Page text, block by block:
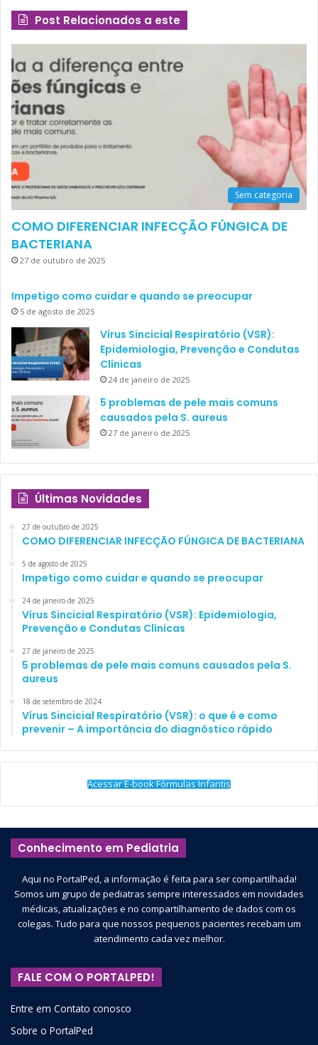
Post Relacionados a este
Sem categoria
COMO DIFERENCIAR INFECÇÃO FÚNGICA DE
BACTERIANA
27 de outubro de 2025
Impetigo como cuidar e quando se preocupar
5 de agosto de 2025
Vírus Sincicial Respiratório (VSR):
Epidemiologia, Prevenção e Condutas
Clínicas
24 de janeiro de 2025
5 problemas de pele mais comuns
causados pela S. aureus
27 de janeiro de 2025
Últimas Novidades
27 de outubro de 2025
COMO DIFERENCIAR INFECÇÃO FÚNGICA DE BACTERIANA
5 de agosto de 2025
Impetigo como cuidar e quando se preocupar
24 de janeiro de 2025
Vírus Sincicial Respiratório (VSR): Epidemiologia,
Prevenção e Condutas Clínicas
27 de janeiro de 2025
5 problemas de pele mais comuns causados pela S.
aureus
18 de setembro de 2024
Vírus Sincicial Respiratório (VSR): o que é e como
prevenir – A importância do diagnóstico rápido
Acessar E-book Fórmulas Infantis
Conhecimento em Pediatria
Aqui no PortalPed, a informação é feita para ser compartilhada!
Somos um grupo de pediatras sempre interessados em novidades
médicas, atualizações e no compartilhamento de dados com os
colegas. Tudo para que nossos pequenos pacientes recebam um
atendimento cada vez melhor.
FALE COM O PORTALPED!
Entre em Contato conosco
Sobre o PortalPed